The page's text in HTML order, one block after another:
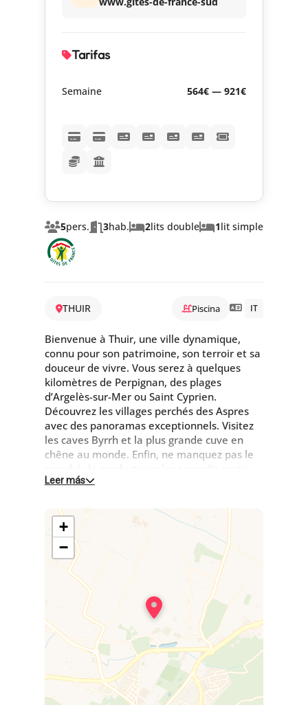
5pers. 3hab. 2lits double 1lit simple
THUIR Piscina IT
Bienvenue à Thuir, une ville dynamique,
connu pour son patrimoine, son terroir et sa
douceur de vivre. Vous serez à quelques
kilomètres de Perpignan, des plages
d’Argelès-sur-Mer ou Saint Cyprien.
Découvrez les villages perchés des Aspres
avec des panoramas exceptionnels. Visitez
les caves Byrrh et la plus grande cuve en
chêne au monde. Enfin, ne manquez pas le
marché de producteurs les samedis matin.
Entourée de vergers, de grenadiers, ce gîte
propriétaires et se compose :
Rez-de-chaussée (quelques marches d'accès)
:
- Grand séjour avec salle à manger et
cuisine équipée donnant sur son jardin
privatif clos de 400 m² et sa pergola de 18
- Chambre 1 : 1 lit 160, TV
- Chambre 2 : 1 lit 140x190
- Chambre 3 :1 lit 90x190
- Salle d’eau
- WC indépendant
Leer más
+
−
Tarifas
Semaine 564€ — 921€